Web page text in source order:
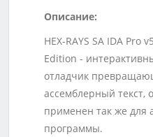
Описание:
HEX-RAYS SA IDA Pro
Edition -
отладчик
ассемблерный текст,
применен так же для
программы.